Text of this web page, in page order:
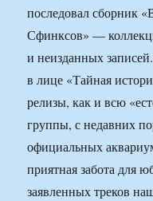
последовал сборник
Сфинксов» —
и неизданных
в лице «Тайная
релизы, как и всю
группы, с недавних
официальных
приятная забота для
заявленных треков